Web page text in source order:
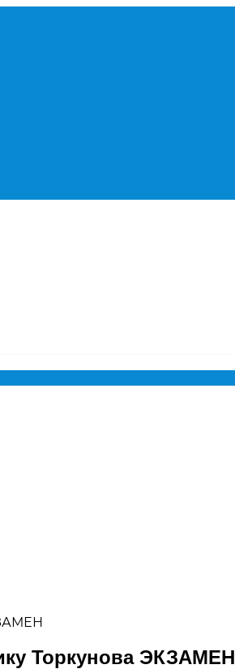
Торкунова ЭКЗАМЕН